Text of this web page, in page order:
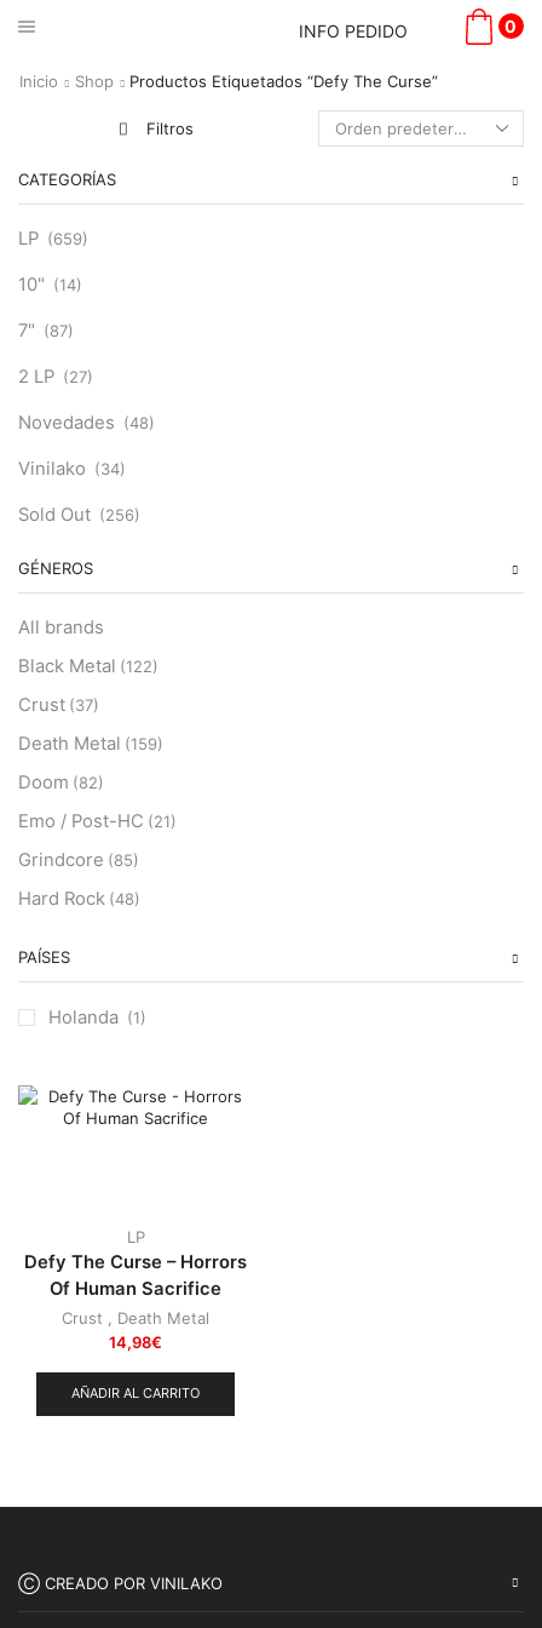
INFO PEDIDO 0
Inicio Shop Productos Etiquetados “Defy The Curse”
Filtros
CATEGORÍAS
LP (659)
10" (14)
7" (87)
2 LP (27)
Novedades (48)
Vinilako (34)
Sold Out (256)
GÉNEROS
All brands
Black Metal (122)
Crust (37)
Death Metal (159)
Doom (82)
Emo / Post-HC (21)
Grindcore (85)
Hard Rock (48)
Heavy Metal(91)
Otros(38)
Punk(146)
PAÍSES
Holanda (1)
LP
Defy The Curse – Horrors
Of Human Sacrifice
Crust
Death Metal
14,98€
AÑADIR AL CARRITO
Ⓒ CREADO POR VINILAKO